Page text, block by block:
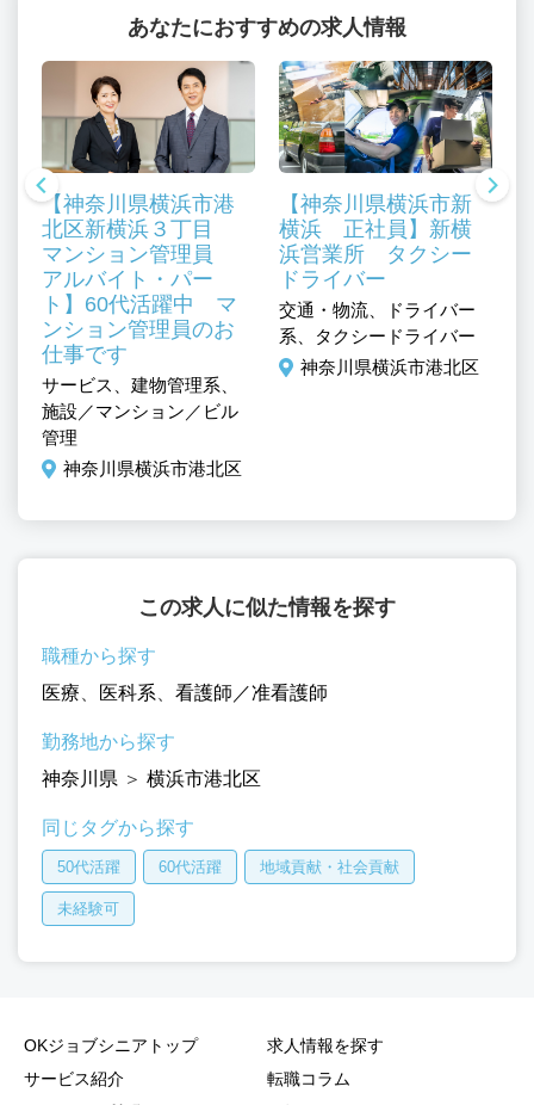
あなたにおすすめの求人情報
【神奈川県横浜市港
北区新横浜３丁目
マンション管理員
アルバイト・パー
ト】60代活躍中 マ
ンション管理員のお
仕事です
サービス、建物管理系、
施設／マンション／ビル
管理
神奈川県横浜市港北区
【神奈川県横浜市新
横浜 正社員】新横
浜営業所 タクシー
ドライバー
交通・物流、ドライバー
系、タクシードライバー
神奈川県横浜市港北区
この求人に似た情報を探す
職種から探す
医療
医科系 看護師／准看護師
勤務地から探す
神奈川県 ＞ 横浜市港北区
同じタグから探す
50代活躍 60代活躍 地域貢献・社会貢献
未経験可
OKジョブシニアトップ
サービス紹介
求人情報を探す
転職コラム